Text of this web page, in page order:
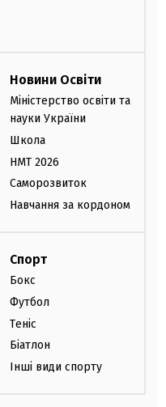
Новини Освіти
Міністерство освіти та
науки України
Школа
НМТ 2026
Саморозвиток
Навчання за кордоном
Спорт
Бокс
Футбол
Теніс
Біатлон
Інші види спорту